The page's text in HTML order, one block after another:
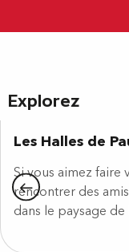
Explorez
Les Halles de
Si vous aimez faire
rencontrer des
dans le paysage